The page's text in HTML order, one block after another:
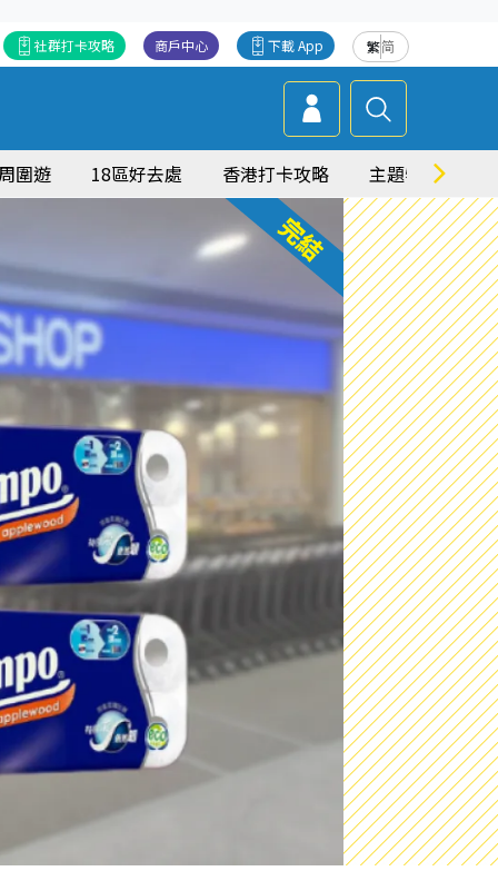
繁简
下載 App
商戶中心
社群打卡攻略
圍遊 18區好去處 香港打卡攻略 主題特集